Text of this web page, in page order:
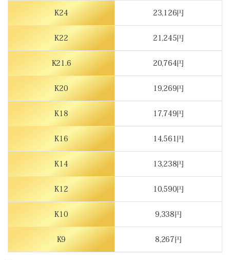
K24 23,126円
K22 21,245円
K21.6 20,764円
K20 19,269円
K18 17,749円
K16 14,561円
K14 13,238円
K12 10,590円
K10 9,338円
K9 8,267円